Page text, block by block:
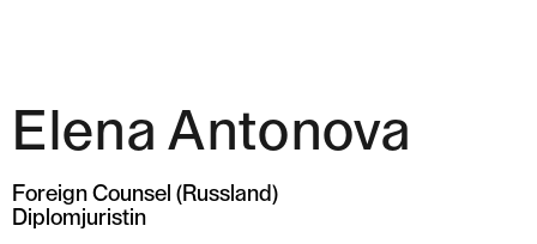
Expertise
Team
Elena Antonova
Foreign Counsel (Russland)
Diplomjuristin